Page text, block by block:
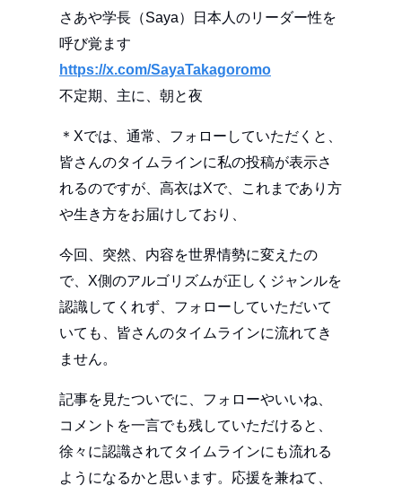
さあや学長（Saya）日本人のリーダー性を
呼び覚ます
https://x.com/SayaTakagoromo
不定期、主に、朝と夜
＊Xでは、通常、フォローしていただくと、
皆さんのタイムラインに私の投稿が表示さ
れるのですが、高衣はXで、これまであり方
や生き方をお届けしており、
今回、突然、内容を世界情勢に変えたの
で、X側のアルゴリズムが正しくジャンルを
認識してくれず、フォローしていただいて
いても、皆さんのタイムラインに流れてき
ません。
記事を見たついでに、フォローやいいね、
コメントを一言でも残していただけると、
徐々に認識されてタイムラインにも流れる
ようになるかと思います。応援を兼ねて、